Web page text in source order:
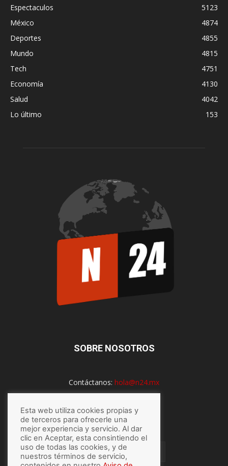
Espectaculos
5123
México
4874
Deportes
4855
Mundo
4815
Tech
4751
Economía
4130
Salud
4042
Lo último
153
SOBRE NOSOTROS
Contáctanos: hola@n24.mx
SÍGUENOS
Esta web utiliza cookies propias y
de terceros para ofrecerle una
mejor experiencia y servicio. Al dar
clic en Aceptar, esta consintiendo el
uso de todas las cookies, y de
nuestros términos de servicio,